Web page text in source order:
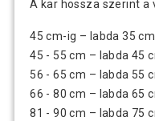
A kar hossza szerint a
45 cm-ig – labda 35 cm
45 - 55 cm – labda 45
56 - 65 cm – labda 55
66 - 80 cm – labda 65
81 - 90 cm – labda 75